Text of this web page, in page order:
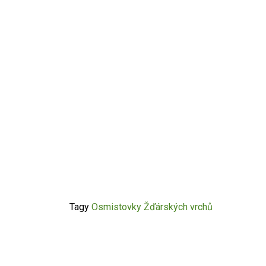
Tagy Osmistovky Žďárských vrchů